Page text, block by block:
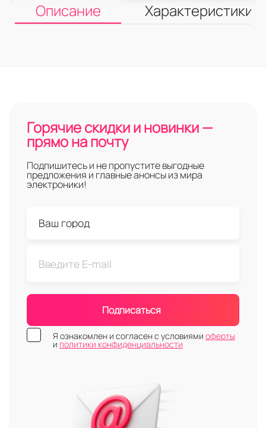
Описание Характеристики
Горячие скидки и новинки —
прямо на почту
Подпишитесь и не пропустите выгодные
предложения и главные анонсы из мира
электроники!
Подписаться
Я ознакомлен и согласен с условиями оферты
и политики конфиденциальности